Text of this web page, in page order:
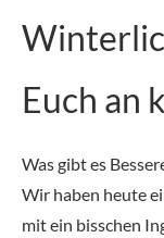
Euch an
Was gibt es
Wir haben heute
mit ein bisschen